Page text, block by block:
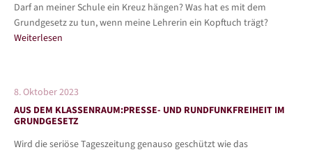
Darf an meiner Schule ein Kreuz hängen? Was hat es mit dem
Grundgesetz zu tun, wenn meine Lehrerin ein Kopftuch trägt?
Weiterlesen
8. Oktober 2023
AUS DEM KLASSENRAUM:PRESSE- UND RUNDFUNKFREIHEIT IM
GRUNDGESETZ
Wird die seriöse Tageszeitung genauso geschützt wie das